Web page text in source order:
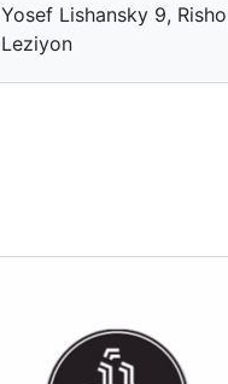
Yosef Lishansky 9,
Leziyon